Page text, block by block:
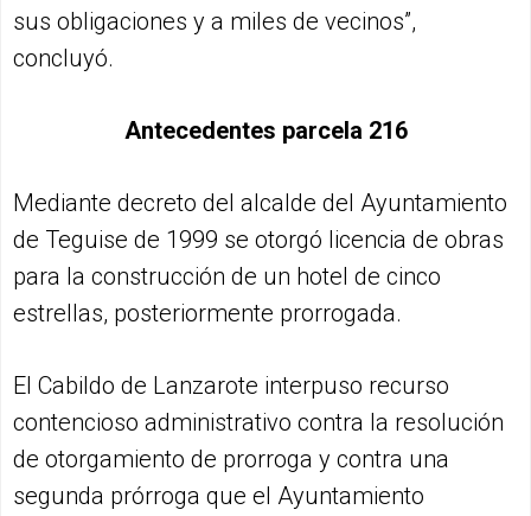
sus obligaciones y a miles de vecinos”,
concluyó.
Antecedentes parcela 216
Mediante decreto del alcalde del Ayuntamiento
de Teguise de 1999 se otorgó licencia de obras
para la construcción de un hotel de cinco
estrellas, posteriormente prorrogada.
El Cabildo de Lanzarote interpuso recurso
contencioso administrativo contra la resolución
de otorgamiento de prorroga y contra una
segunda prórroga que el Ayuntamiento